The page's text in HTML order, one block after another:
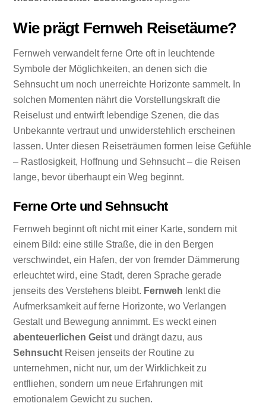
Wie prägt Fernweh Reisetäume?
Fernweh verwandelt ferne Orte oft in leuchtende
Symbole der Möglichkeiten, an denen sich die
Sehnsucht um noch unerreichte Horizonte sammelt. In
solchen Momenten nährt die Vorstellungskraft die
Reiselust und entwirft lebendige Szenen, die das
Unbekannte vertraut und unwiderstehlich erscheinen
lassen. Unter diesen Reiseträumen formen leise Gefühle
– Rastlosigkeit, Hoffnung und Sehnsucht – die Reisen
lange, bevor überhaupt ein Weg beginnt.
Ferne Orte und Sehnsucht
Fernweh beginnt oft nicht mit einer Karte, sondern mit
einem Bild: eine stille Straße, die in den Bergen
verschwindet, ein Hafen, der von fremder Dämmerung
erleuchtet wird, eine Stadt, deren Sprache gerade
jenseits des Verstehens bleibt. Fernweh lenkt die
Aufmerksamkeit auf ferne Horizonte, wo Verlangen
Gestalt und Bewegung annimmt. Es weckt einen
abenteuerlichen Geist und drängt dazu, aus
Sehnsucht Reisen jenseits der Routine zu
unternehmen, nicht nur, um der Wirklichkeit zu
entfliehen, sondern um neue Erfahrungen mit
emotionalem Gewicht zu suchen.